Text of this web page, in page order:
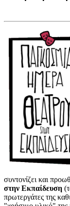
συντονίζει και
στην Εκπαίδευση
πρωτεργάτες της